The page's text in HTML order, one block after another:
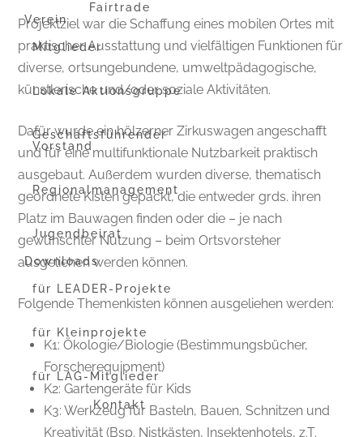
Fairtrade
Verein
Mitglieder
Lokale Aktionsgruppe
Geschäftsführender
Vorstand
Regionalmanagement
Jugendbeirat
Downloads
für LEADER-Projekte
für Kleinprojekte
für LAG-Mitglieder
Kontakt
Projektziel war die Schaffung eines mobilen Ortes mit
praktischer Ausstattung und vielfältigen Funktionen für
diverse, ortsungebundene, umweltpädagogische,
künstlerische und/oder soziale Aktivitäten.
Dafür wurde ein hölzerner Zirkuswagen angeschafft
und für eine multifunktionale Nutzbarkeit praktisch
ausgebaut. Außerdem wurden diverse, thematisch
geordnete Kisten gepackt, die entweder grds. ihren
Platz im Bauwagen finden oder die – je nach
gewünschter Nutzung – beim Ortsvorsteher
ausgeliehen werden können.
Folgende Themenkisten können ausgeliehen werden:
K1: Ökologie/Biologie (Bestimmungsbücher,
Forscherequipment)
K2: Gartengeräte für Kids
K3: Werkzeug für Basteln, Bauen, Schnitzen und
Kreativität (Bsp. Nistkästen, Insektenhotels, z.T.